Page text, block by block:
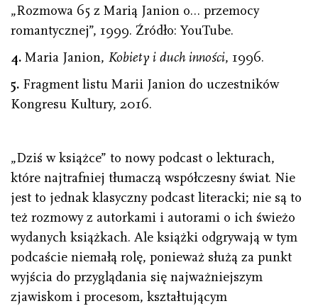
„Rozmowa 65 z Marią Janion o… przemocy
romantycznej”, 1999. Źródło: YouTube.
4. Maria Janion, Kobiety i duch inności, 1996.
5. Fragment listu Marii Janion do uczestników
Kongresu Kultury, 2016.
„Dziś w książce” to nowy podcast o lekturach,
które najtrafniej tłumaczą współczesny świat. Nie
jest to jednak klasyczny podcast literacki; nie są to
też rozmowy z autorkami i autorami o ich świeżo
wydanych książkach. Ale książki odgrywają w tym
podcaście niemałą rolę, ponieważ służą za punkt
wyjścia do przyglądania się najważniejszym
zjawiskom i procesom, kształtującym